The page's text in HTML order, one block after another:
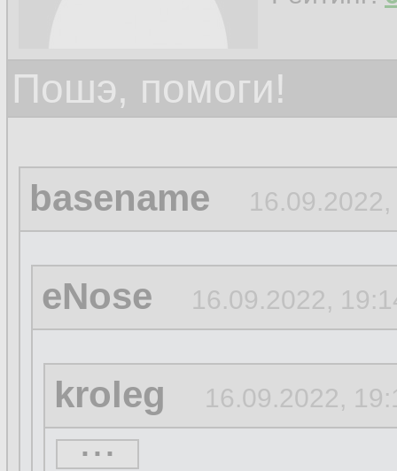
Пошэ, помоги!
basename
eNose 16.09.2022,
kroleg 16.09.2022,
...